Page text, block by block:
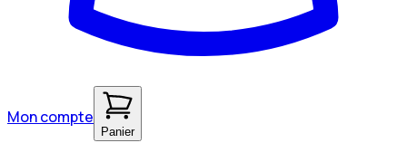
Mon compte
Panier